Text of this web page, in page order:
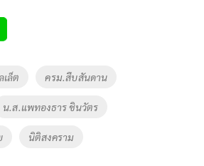
เล็ต ครม.สืบสันดาน
น.ส.แพทองธาร ชินวัตร
นิติสงคราม